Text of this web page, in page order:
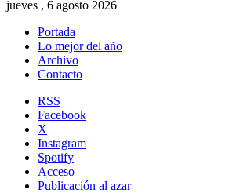
jueves , 6 agosto 2026
Portada
Lo mejor del año
Archivo
Contacto
RSS
Facebook
X
Instagram
Spotify
Acceso
Publicación al azar